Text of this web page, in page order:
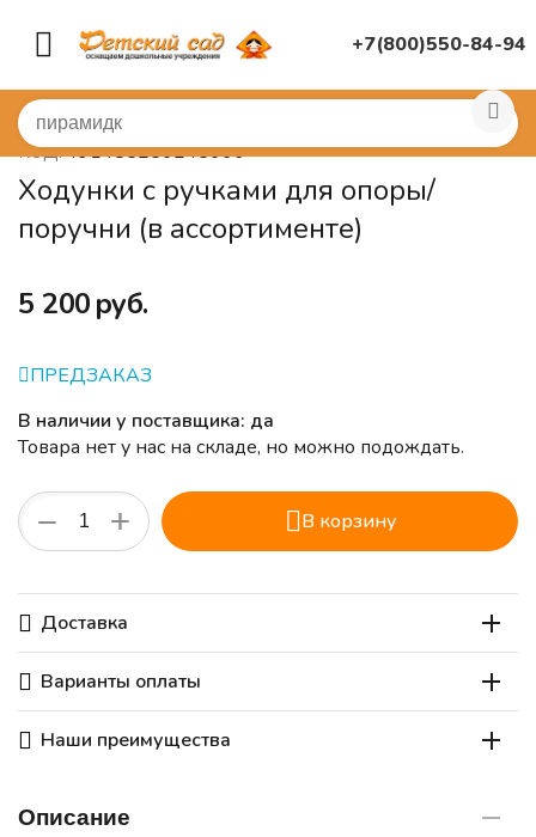
+7(800)550-84-94
Главная / (!) ГОТОВЫЕ ПОДБОРЫ ТОВАРОВ ПО
КОД:491485256245666
Ходунки с ручками для опоры/
поручни (в ассортименте)
‍5 200‍руб.
ПРЕДЗАКАЗ
В наличии у поставщика: да
Товара нет у нас на складе, но можно подождать.
+
− В корзину
Доставка
Варианты оплаты
Наши преимущества
Описание